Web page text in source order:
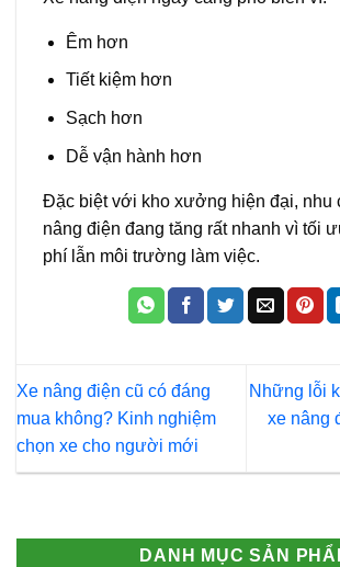
Êm hơn
Tiết kiệm hơn
Sạch hơn
Dễ vận hành hơn
Đặc biệt với kho xưởng hiện đại, nhu
nâng điện đang tăng rất nhanh vì tối
phí lẫn môi trường làm việc.
Xe nâng điện cũ có đáng
mua không? Kinh nghiệm
chọn xe cho người mới
Những lỗi
xe nâng
DANH MỤC SẢN